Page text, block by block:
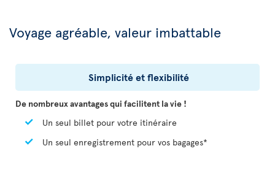
Voyage agréable, valeur imbattable
Simplicité et flexibilité
De nombreux avantages qui facilitent la vie !
Un seul billet pour votre itinéraire
Un seul enregistrement pour vos bagages*